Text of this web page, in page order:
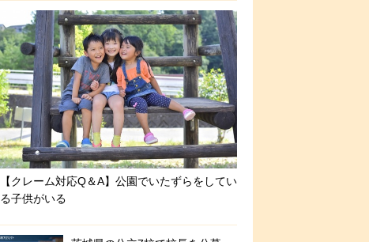
【クレーム対応Q＆A】公園でいたずらをしてい
る子供がいる